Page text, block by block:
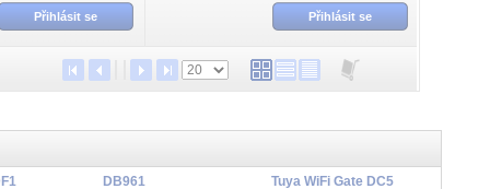
Přihlásit se Přihlásit se
DB961 Tuya WiFi Gate DC5